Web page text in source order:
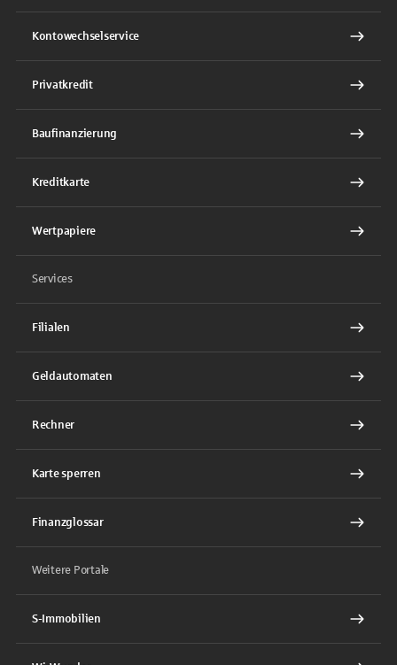
Kontowechselservice
Privatkredit
Baufinanzierung
Kreditkarte
Wertpapiere
Services
Filialen
Geldautomaten
Rechner
Karte sperren
Finanzglossar
Weitere Portale
S-Immobilien